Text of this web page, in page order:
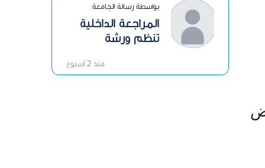
بواسطة رسالة الجامعة
المراجعة الداخلية
تنظم ورشة
منذ 2 أسبوع